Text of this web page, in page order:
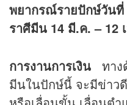
พยากรณ์รายปักษ์วันที่
ราศีมีน 14 มี.ค. – 12
การงานการเงิน
ทา
มีนในปักษ์นี้ จะมีข่าว